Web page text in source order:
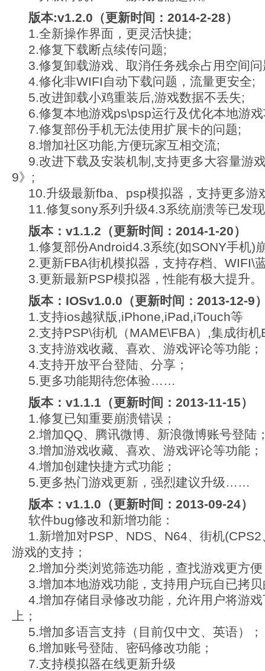
版本:v1.2.0（更新时间：2014-2-28）
1.全新操作界面，更灵活快捷;
2.修复下载断点续传问题;
3.修复卸载游戏、取消任务残余占用空间
4.修化非WIFI自动下载问题，流量更安全;
5.改进卸载小鸡重装后,游戏数据不丢失;
6.修复本地游戏ps\psp运行及优化本地游
7.修复部份手机无法使用扩展卡的问题;
8.增加社区功能,方便玩家互相交流;
9.改进下载及安装机制,支持更多大容量游
9》;
10.升级最新fba、psp模拟器，支持更多游
11.修复sony系列升级4.3系统崩溃等已发
版本：v1.1.2（更新时间：2014-1-20）
1.修复部份Android4.3系统(如SONY手机)
2.更新FBA街机模拟器，支持存档、WIFI\
3.更新最新PSP模拟器，性能有极大提升。
版本：IOSv1.0.0（更新时间：2013-12-9
1.支持ios越狱版,iPhone,iPad,iTouch等
2.支持PSP\街机（MAME\FBA）,集成街机
3.支持游戏收藏、喜欢、游戏评论等功能；
4.支持开放平台登陆、分享；
5.更多功能期待您体验……
版本：v1.1.1（更新时间：2013-11-15）
1.修复已知重要崩溃错误；
2.增加QQ、腾讯微博、新浪微博账号登陆
3.增加游戏收藏、喜欢、游戏评论等功能；
4.增加创建快捷方式功能；
5.更多热门游戏更新，强烈建议升级……
版本：v1.1.0（更新时间：2013-09-24）
软件bug修改和新增功能：
1.新增加对PSP、NDS、N64、街机
游戏的支持；
2.增加分类浏览筛选功能，查找游戏更方
3.增加本地游戏功能，支持用户玩自已拷
4.增加存储目录修改功能，允许用户将游
上；
5.增加多语言支持（目前仅中文、英语）；
6.增加账号登陆、密码修改功能；
7.支持模拟器在线更新升级